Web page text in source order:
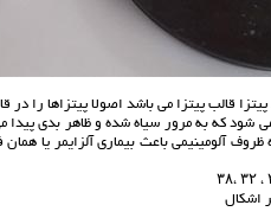
قالب پیتزا می باشد اصولا پیتزاها را
که به مرور سیاه شده و ظاهر بدی پیدا
آلومینیمی باعث بیماری آلزایمر یا
اشکال